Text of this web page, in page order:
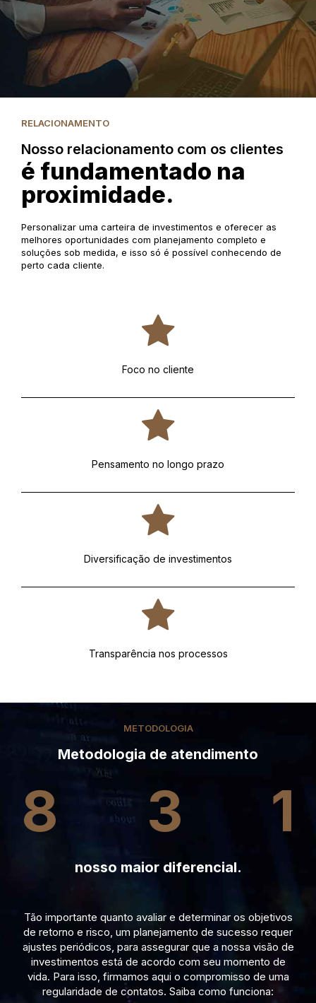
RELACIONAMENTO
Nosso relacionamento com os clientes
é fundamentado na
proximidade.
Personalizar uma carteira de investimentos e oferecer as
melhores oportunidades com planejamento completo e
soluções sob medida, e isso só é possível conhecendo de
perto cada cliente.
Foco no cliente
Pensamento no longo prazo
Diversificação de investimentos
Transparência nos processos
METODOLOGIA
Metodologia de atendimento
8 3 1
nosso maior diferencial.
Tão importante quanto avaliar e determinar os objetivos
de retorno e risco, um planejamento de sucesso requer
ajustes periódicos, para assegurar que a nossa visão de
investimentos está de acordo com seu momento de
vida. Para isso, firmamos aqui o compromisso de uma
regularidade de contatos. Saiba como funciona: